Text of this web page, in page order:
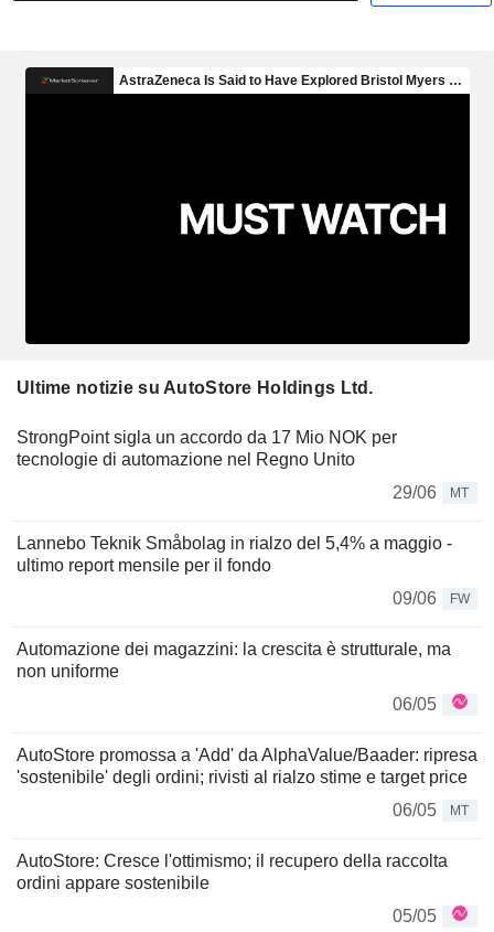
Ultime notizie su AutoStore Holdings Ltd.
StrongPoint sigla un accordo da 17 Mio NOK per
tecnologie di automazione nel Regno Unito
29/06
MT
Lannebo Teknik Småbolag in rialzo del 5,4% a maggio -
ultimo report mensile per il fondo
09/06
FW
Automazione dei magazzini: la crescita è strutturale, ma
non uniforme
06/05
AutoStore promossa a 'Add' da AlphaValue/Baader: ripresa
'sostenibile' degli ordini; rivisti al rialzo stime e target price
06/05
MT
AutoStore: Cresce l'ottimismo; il recupero della raccolta
ordini appare sostenibile
05/05